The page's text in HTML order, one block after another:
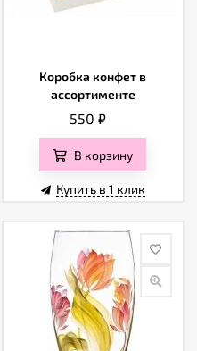
Коробка конфет в
ассортименте
550 ₽
В корзину
Купить в 1 клик